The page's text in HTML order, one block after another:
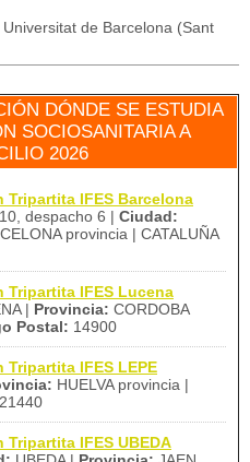
de Barcelona (Sant
DÓNDE SE ESTUDIA
SOCIOSANITARIA A
2026
IFES Barcelona
despacho 6 | Ciudad:
provincia | CATALUÑA
IFES Lucena
| Provincia: CORDOBA
Postal: 14900
IFES LEPE
HUELVA provincia |
21440
IFES UBEDA